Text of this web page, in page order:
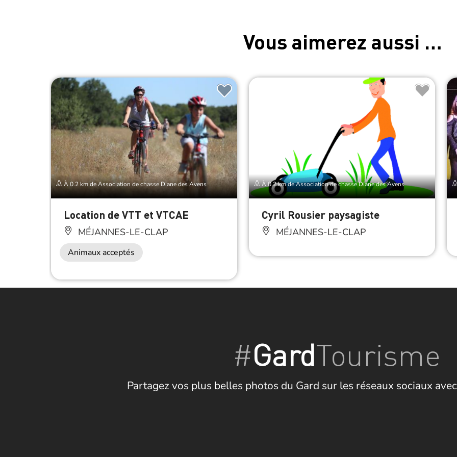
Vous aimerez aussi …
À 0.2 km de Association de chasse Diane des Avens
Location de VTT et VTCAE
MÉJANNES-LE-CLAP
Animaux acceptés
À 0.2 km de Association de chasse Diane des Avens
Cyril Rousier paysagiste
MÉJANNES-LE-CLAP
#GardTourisme
Partagez vos plus belles photos du Gard sur les réseaux sociaux